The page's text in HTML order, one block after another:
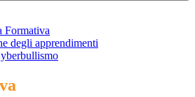
Formativa
degli apprendimenti